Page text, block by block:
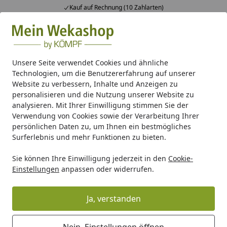
Unsere Seite verwendet Cookies und ähnliche
Technologien, um die Benutzererfahrung auf unserer
Website zu verbessern, Inhalte und Anzeigen zu
personalisieren und die Nutzung unserer Website zu
analysieren. Mit Ihrer Einwilligung stimmen Sie der
Verwendung von Cookies sowie der Verarbeitung Ihrer
persönlichen Daten zu, um Ihnen ein bestmögliches
Surferlebnis und mehr Funktionen zu bieten.
Sie können Ihre Einwilligung jederzeit in den Cookie-
Einstellungen anpassen oder widerrufen.
Ja, verstanden
Kauf auf Rechnung (10 Zahlarten)
Alle Produkte
Mein Konto
Suchen
Startseite
Gartenhaus Holz Gartenhaus Zubehör Dachrinnen
Kunststoff Dachrinnenset 496A für
Pavillons (8 Ecken)